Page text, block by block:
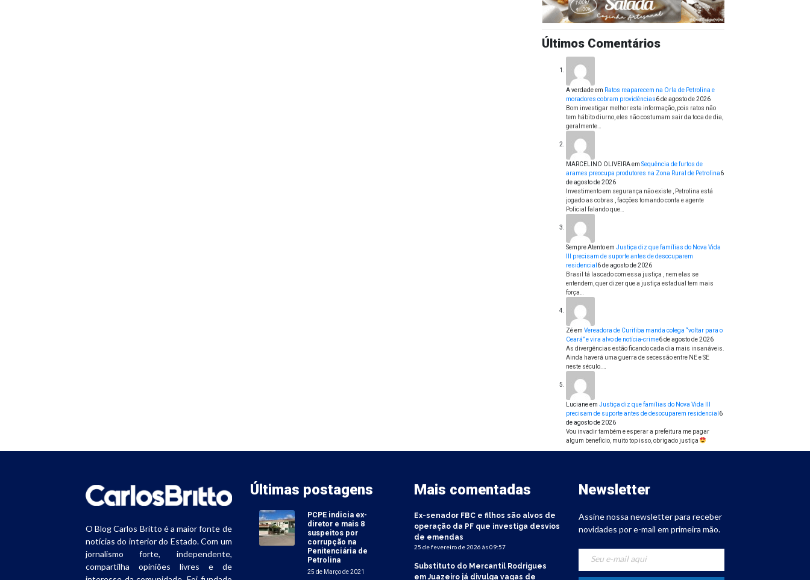
Últimos Comentários
A verdadeem Ratos reaparecem na Orla de Petrolina e
moradores cobram providências6 de agosto de 2026
Bom investigar melhor esta informação, pois ratos não
tem hábito diurno, eles não costumam sair da toca de dia,
geralmente…
MARCELINO OLIVEIRAem Sequência de furtos de
arames preocupa produtores na Zona Rural de Petrolina6
de agosto de 2026
Investimento em segurança não existe , Petrolina está
jogado as cobras , facções tomando conta e agente
Policial falando que…
Sempre Atentoem Justiça diz que famílias do Nova Vida
III precisam de suporte antes de desocuparem
residencial 6 de agosto de 2026
Brasil tá lascado com essa justiça , nem elas se
entendem, quer dizer que a justiça estadual tem mais
força…
Zéem Vereadora de Curitiba manda colega “voltar para o
Ceará” e vira alvo de notícia-crime6 de agosto de 2026
As divergências estão ficando cada dia mais insanáveis.
Ainda haverá uma guerra de secessão entre NE e SE
neste século.…
Lucianeem Justiça diz que famílias do Nova Vida III
precisam de suporte antes de desocuparem residencial 6
de agosto de 2026
Vou invadir também e esperar a prefeitura me pagar
algum benefício, muito top isso, obrigado justiça
O Blog Carlos Britto é a maior fonte de
notícias do interior do Estado. Com um
jornalismo forte, independente,
compartilha opiniões livres e de
Últimas postagens
PCPE indicia ex-
diretor e mais 8
suspeitos por
corrupção na
Penitenciária de
Petrolina
25 de Março de 2021
Mais comentadas
Ex-senador FBC e filhos são alvos de
operação da PF que investiga desvios
de emendas
25 de fevereiro de 2026 às 09:57
Substituto do Mercantil Rodrigues
em Juazeiro já divulga vagas de
Newsletter
Assine nossa newsletter para receber
novidades por e-mail em primeira mão.